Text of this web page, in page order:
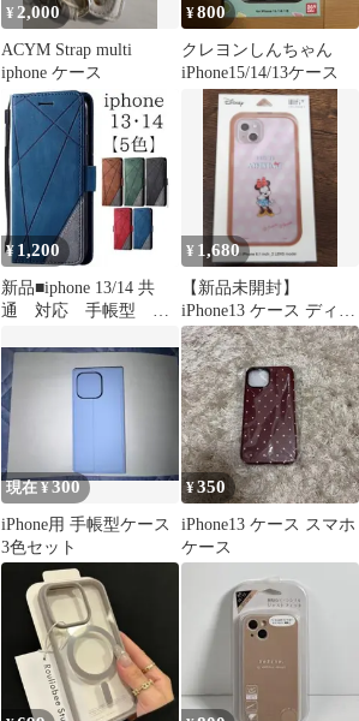
¥2,000
ACYM Strap multi
iphone ケース
¥800
クレヨンしんちゃん
iPhone15/14/13ケース
¥ 1,200
新品■iphone 13/14 共
通 対応 手帳型 レ
¥ 1,680
【新品未開封】
iPhone13 ケース ディズ
ニー ミニー
現在 ¥300
iPhone用 手帳型ケース
3色セット
¥350
iPhone13 ケース スマホ
ケース